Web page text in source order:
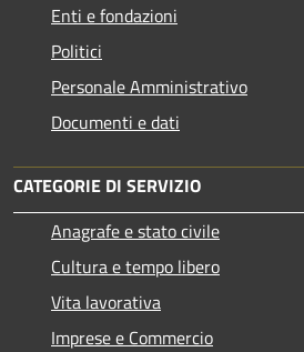
Enti e fondazioni
Politici
Personale Amministrativo
Documenti e dati
CATEGORIE DI SERVIZIO
Anagrafe e stato civile
Cultura e tempo libero
Vita lavorativa
Imprese e Commercio